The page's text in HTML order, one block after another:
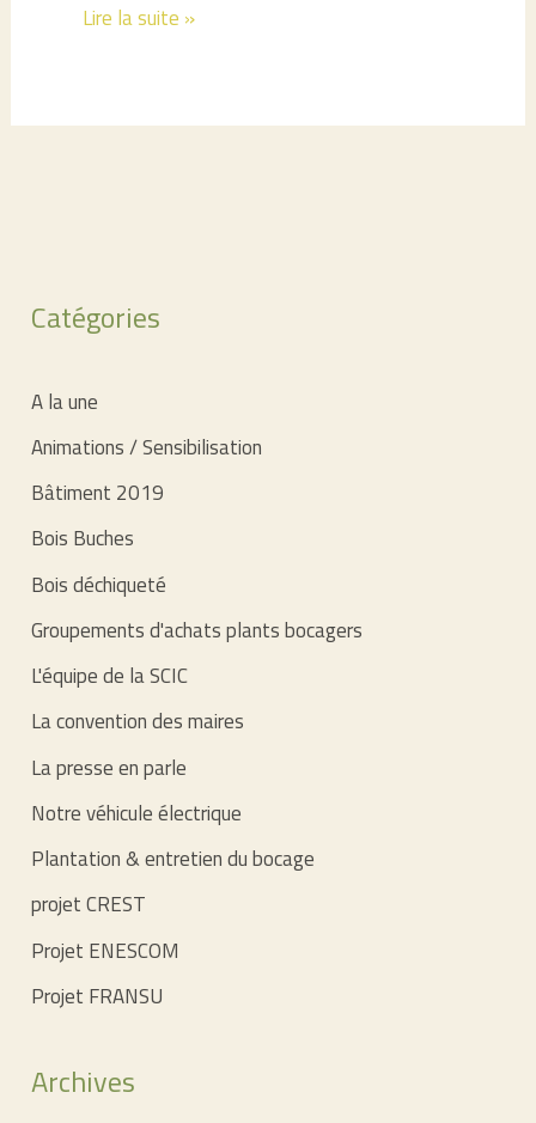
SCIC
&
RANCE
2021!
Lire la suite »
Catégories
A la une
Animations / Sensibilisation
Bâtiment 2019
Bois Buches
Bois déchiqueté
Groupements d'achats plants bocagers
L'équipe de la SCIC
La convention des maires
La presse en parle
Notre véhicule électrique
Plantation & entretien du bocage
projet CREST
Projet ENESCOM
Projet FRANSU
Archives